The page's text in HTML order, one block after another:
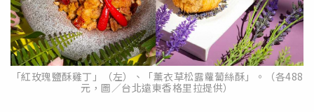
「紅玫瑰鹽酥雞丁」（左）、「薰衣草松露蘿蔔絲酥」。（各488
元，圖／台北遠東香格里拉提供）